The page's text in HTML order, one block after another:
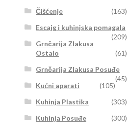
Čišćenje
(163)
Escajg i kuhinjska pomagala
(209)
Grnčarija Zlakusa
Ostalo
(61)
Grnčarija Zlakusa Posuđe
(45)
Kućni aparati
(105)
Kuhinja Plastika
(303)
Kuhinja Posuđe
(300)